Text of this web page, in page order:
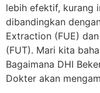
lebih efektif, kurang
dibandingkan
Extraction (FUE)
(FUT). Mari kita
Bagaimana DHI
Dokter akan